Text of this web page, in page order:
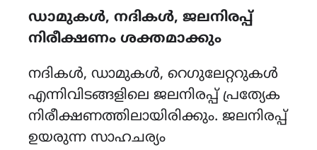
ഡാമുകൾ, നദികൾ, ജലനിരപ്പ്
നിരീക്ഷണം ശക്തമാക്കും
നദികൾ, ഡാമുകൾ, റെഗുലേറ്ററുകൾ
എന്നിവിടങ്ങളിലെ ജലനിരപ്പ് പ്രത്യേക
നിരീക്ഷണത്തിലായിരിക്കും. ജലനിരപ്പ്
ഉയരുന്ന സാഹചര്യം